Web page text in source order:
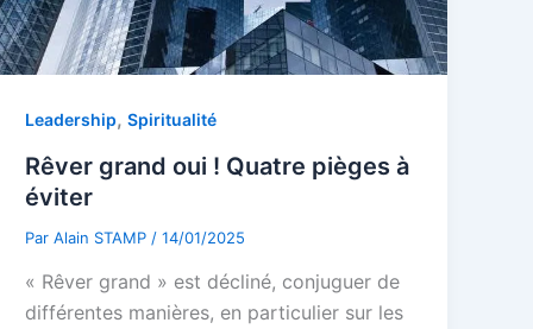
Leadership,Spiritualité
Rêver grand oui ! Quatre pièges à
éviter
ParAlain STAMP /14/01/2025
« Rêver grand » est décliné, conjuguer de
différentes manières, en particulier sur les